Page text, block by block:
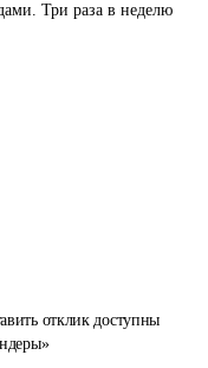
отклик доступны
Три раза в неделю